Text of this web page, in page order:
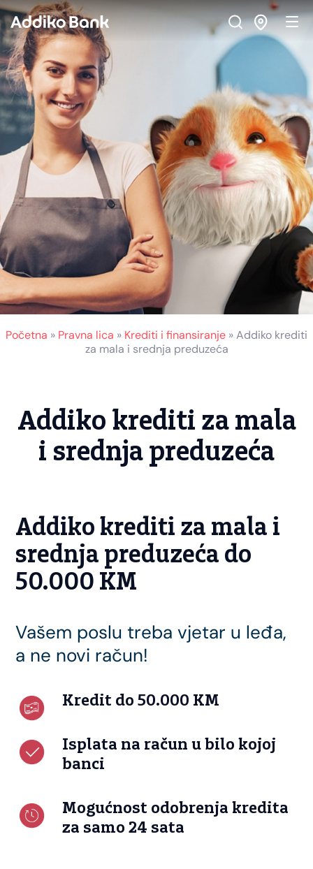
Početna » Pravna lica » Krediti i finansiranje »Addiko krediti
za mala i srednja preduzeća
Addiko krediti za mala
i srednja preduzeća
Addiko krediti za mala i
srednja preduzeća do
50.000 KM
Vašem poslu treba vjetar u leđa,
a ne novi račun!
Kredit do 50.000 KM
Isplata na račun u bilo kojoj
banci
Mogućnost odobrenja kredita
za samo 24 sata